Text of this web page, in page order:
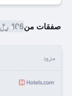
صفقات من406 ﷼
مزود